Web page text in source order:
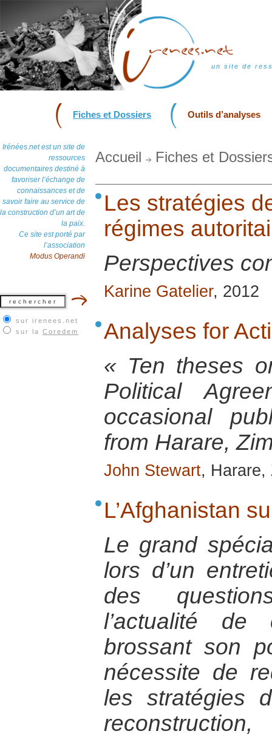
un site de
Fiches et Dossiers Outils d’analyses
Irénées.net est un site de
ressources
documentaires destiné à
favoriser l’échange de
connaissances et de
savoir faire au service de
la construction d’un art de
la paix.
Ce site est porté par
l’association
Modus Operandi
sur irenees.net
sur la Coredem
Accueil Fiches et
Les stratégies
régimes
Perspectives
Karine Gatelier, 2012
Analyses for
« Ten theses
Political
occasional
from Harare,
John Stewart, Harare,
L’Afghanistan
Le grand
lors d’un
des
l’actualité
brossant son
nécessite de
les stratégies